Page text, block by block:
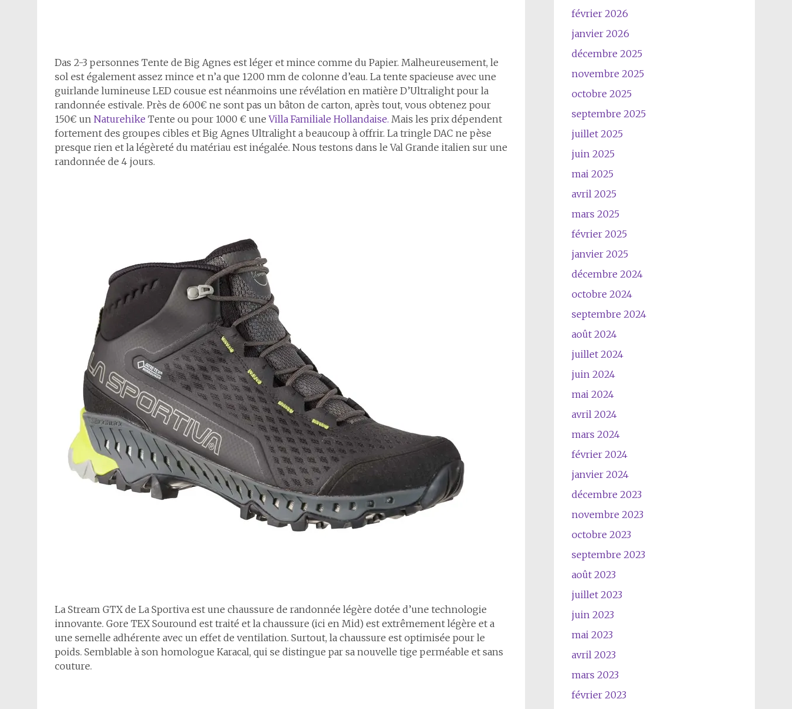
Das 2-3 personnes Tente de Big Agnes est léger et mince comme du Papier. Malheureusement, le
sol est également assez mince et n’a que 1200 mm de colonne d’eau. La tente spacieuse avec une
guirlande lumineuse LED cousue est néanmoins une révélation en matière D’Ultralight pour la
randonnée estivale. Près de 600€ ne sont pas un bâton de carton, après tout, vous obtenez pour
150€ un Naturehike Tente ou pour 1000 € uneVilla Familiale Hollandaise. Mais les prix dépendent
fortement des groupes cibles et Big Agnes Ultralight a beaucoup à offrir. La tringle DAC ne pèse
presque rien et la légèreté du matériau est inégalée. Nous testons dans le Val Grande italien sur une
randonnée de 4 jours.
La Stream GTX de La Sportiva est une chaussure de randonnée légère dotée d’une technologie
innovante. Gore TEX Souround est traité et la chaussure (ici en Mid) est extrêmement légère et a
une semelle adhérente avec un effet de ventilation. Surtout, la chaussure est optimisée pour le
poids. Semblable à son homologue Karacal, qui se distingue par sa nouvelle tige perméable et sans
couture.
février 2026
janvier 2026
décembre 2025
novembre 2025
octobre 2025
septembre 2025
juillet 2025
juin 2025
mai 2025
avril 2025
mars 2025
février 2025
janvier 2025
décembre 2024
octobre 2024
septembre 2024
août 2024
juillet 2024
juin 2024
mai 2024
avril 2024
mars 2024
février 2024
janvier 2024
décembre 2023
novembre 2023
octobre 2023
septembre 2023
août 2023
juillet 2023
juin 2023
mai 2023
avril 2023
mars 2023
février 2023